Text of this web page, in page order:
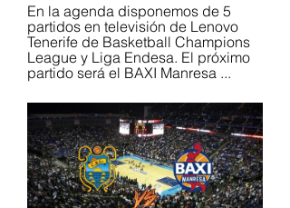
En la agenda disponemos de 5
partidos en televisión de Lenovo
Tenerife de Basketball Champions
League y Liga Endesa. El próximo
partido será el BAXI Manresa ...